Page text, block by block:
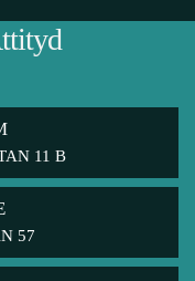
11 B
57